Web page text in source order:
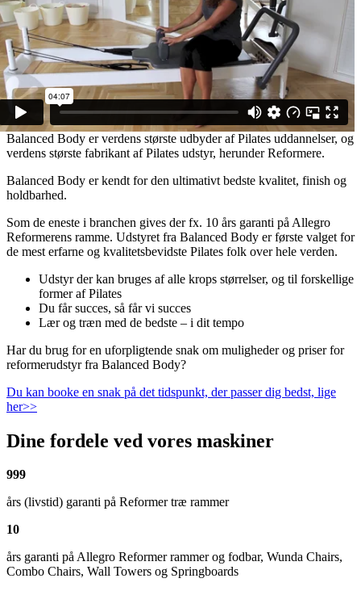
Balanced Body er verdens største udbyder af Pilates uddannelser, og
verdens største fabrikant af Pilates udstyr, herunder Reformere.
Balanced Body er kendt for den ultimativt bedste kvalitet, finish og
holdbarhed.
Som de eneste i branchen gives der fx. 10 års garanti på Allegro
Reformerens ramme. Udstyret fra Balanced Body er første valget for
de mest erfarne og kvalitetsbevidste Pilates folk over hele verden.
Udstyr der kan bruges af alle krops størrelser, og til forskellige
former af Pilates
Du får succes, så får vi succes
Lær og træn med de bedste – i dit tempo
Har du brug for en uforpligtende snak om muligheder og priser for
reformerudstyr fra Balanced Body?
Du kan booke en snak på det tidspunkt, der passer dig bedst, lige
her>>
Dine fordele ved vores maskiner
999
års (livstid) garanti på Reformer træ rammer
10
års garanti på Allegro Reformer rammer og fodbar, Wunda Chairs,
Combo Chairs, Wall Towers og Springboards